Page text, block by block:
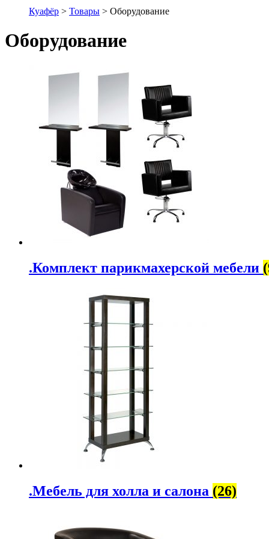
Куафёр > Товары > Оборудование
Оборудование
.Комплект парикмахерской мебели
.Мебель для холла и салона (26)